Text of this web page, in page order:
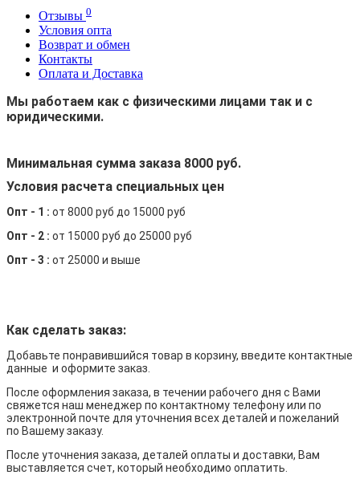
Отзывы 0
Условия опта
Возврат и обмен
Контакты
Оплата и Доставка
Мы работаем как с физическими лицами так и с
юридическими.
Минимальная сумма заказа 8000 руб.
Условия расчета специальных цен
Опт - 1 : от 8000 руб до 15000 руб
Опт - 2 : от 15000 руб до 25000 руб
Опт - 3 : от 25000 и выше
Как сделать заказ:
Добавьте понравившийся товар в корзину, введите контактные
данные и оформите заказ.
После оформления заказа, в течении рабочего дня с Вами
свяжется наш менеджер по контактному телефону или по
электронной почте для уточнения всех деталей и пожеланий
по Вашему заказу.
После уточнения заказа, деталей оплаты и доставки, Вам
выставляется счет, который необходимо оплатить.